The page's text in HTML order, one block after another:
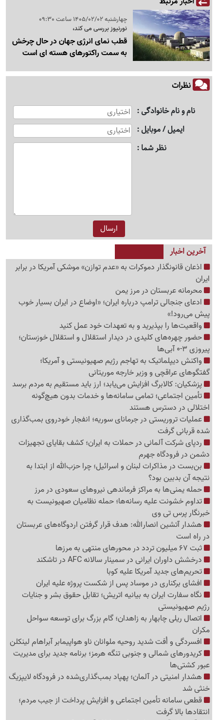
چهارشنبه 1405/02/02 ساعت 09:30
نورنیوز بررسی می کند،
قطب نمای انرژی جهان در حال چرخش
به سمت راکتورهای هسته ای است
نظرات
نام و نام خانوادگی
ایمیل / موبایل
نظر شما
آخرین اخبار
اذعان قانونگذار دموکرات به «عدم توازن» موشکی آمریکا در برابر
ایران
محرمانه عربستان در مرز یمن
ادعای جنجالی ترامپ درباره ایران؛ «اوضاع در ایران بسیار خوب
پیش می‌رود!»
واقعیت‌ها را بپذیرید و به تعهدات خود عمل کنید
حضور چهره‌های کلیدی در دیدار استقلال و استقلال خوزستان؛
پیروزی 3-0 آبی‌ها
واکنش دیپلماتیک به تهاجم رژیم صهیونیستی و آمریکا؛
گفتگوهای عراقچی و وزیر خارجه موریتانی
پزشکیان: کالابرگ افزایش می‌یابد؛ ارز باید مستقیم به مردم برسد
تأمین اجتماعی؛ تمامی سامانه‌ها و خدمات بدون هیچ‌گونه
اختلالی در دسترس هستند
عملیات تروریستی در جرمانای سوریه؛ انفجار خودروی بمب‌گذاری
شده قربانی گرفت
ردپای شرکت آلمانی در حملات به ایران؛ کشف بقایای تجهیزات
دشمن در فرودگاه جهرم
بن‌بست در مذاکرات لبنان و اسرائیل؛ چرا حزب‌الله از ابتدا به
نتیجه آن بدبین بود؟
حمله یمنی‌ها به مراکز فرماندهی نیروهای سعودی در مرز
تداوم خشونت علیه رسانه‌ها؛ حمله نظامیان صهیونیست به
خبرنگار پرس تی وی
هشدار آتشین انصارالله: هدف قرار گرفتن اردوگاه‌های عربستان
در راه است
ثبت 67 میلیون تردد در محورهای منتهی به مرزها
درخشش داوران ایرانی در سمینار سالانه AFC در تاشکند
تحریم‌های جدید آمریکا علیه کوبا
افشای برکناری در موساد پس از شکست پروژه علیه ایران
نگاه سفارت ایران به بیانیه اتریش؛ تقابل حقوق بشر و جنایات
رژیم صهیونیستی
اتصال ریلی چابهار به زاهدان؛ گام بزرگ برای توسعه سواحل
مکران
افسردگی و اُفت شدید روحیه ملوانان ناو هواپیمابر آبراهام لینکلن
کریدورهای شمالی و جنوبی تنگه هرمز؛ برنامه جدید برای مدیریت
عبور کشتی‌ها
هشدار امنیتی در آلمان؛ پهپاد بمب‌گذاری‌شده در فرودگاه لایپزیگ
خنثی شد
قطعی سامانه تأمین اجتماعی و افزایش پرداخت از جیب مردم؛
انتقادها بالا گرفت